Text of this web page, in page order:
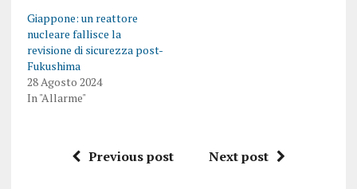
Giappone: un reattore
nucleare fallisce la
revisione di sicurezza post-
Fukushima
28 Agosto 2024
In "Allarme"
Previous post Next post